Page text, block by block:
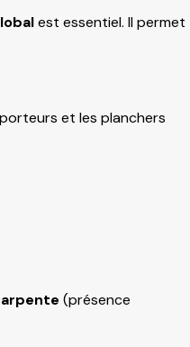
est essentiel. Il permet
et les planchers
(présence